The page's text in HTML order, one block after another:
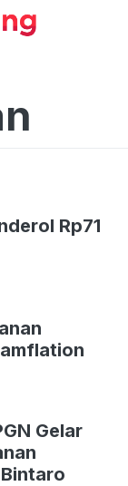
Rp71
Gelar